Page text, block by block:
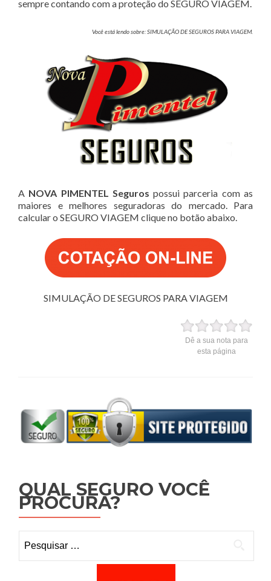
sempre contando com a proteção do SEGURO VIAGEM.
Você está lendo sobre: SIMULAÇÃO DE SEGUROS PARA VIAGEM.
A NOVA PIMENTEL Seguros possui parceria com as
maiores e melhores seguradoras do mercado. Para
calcular o SEGURO VIAGEM clique no botão abaixo.
SIMULAÇÃO DE SEGUROS PARA VIAGEM
Dê a sua nota para
esta página
QUAL SEGURO VOCÊ
PROCURA?